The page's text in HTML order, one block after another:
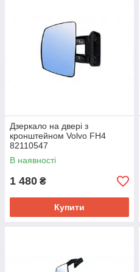
Дзеркало на двері з
кронштейном Volvo FH4
82110547
В наявності
1 480 ₴
Купити